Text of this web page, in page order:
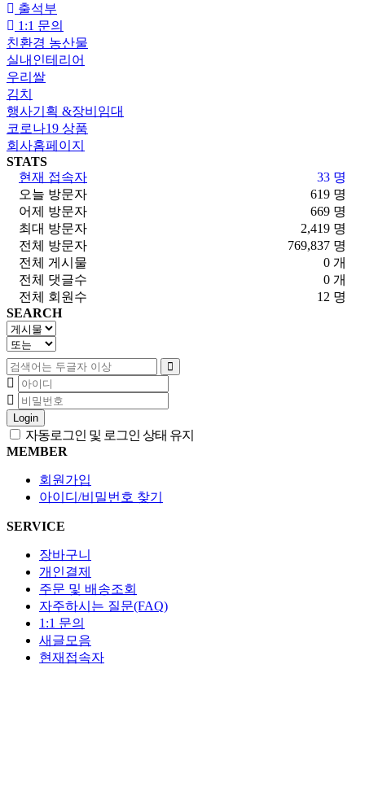
출석부
1:1 문의
친환경 농산물
실내인테리어
우리쌀
김치
행사기획 &장비임대
코로나19 상품
회사홈페이지
STATS
33 명
현재 접속자
619 명
오늘 방문자
669 명
어제 방문자
2,419 명
최대 방문자
769,837 명
전체 방문자
0 개
전체 게시물
0 개
전체 댓글수
12 명
전체 회원수
SEARCH
Login
자동로그인 및 로그인 상태 유지
MEMBER
회원가입
아이디/비밀번호 찾기
SERVICE
장바구니
개인결제
주문 및 배송조회
자주하시는 질문(FAQ)
1:1 문의
새글모음
현재접속자